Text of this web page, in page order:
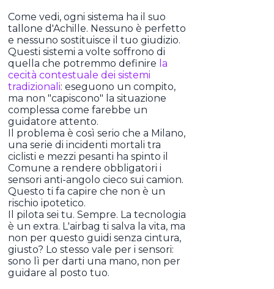
Come vedi, ogni sistema ha il suo
tallone d'Achille. Nessuno è perfetto
e nessuno sostituisce il tuo giudizio.
Questi sistemi a volte soffrono di
quella che potremmo definire la
cecità contestuale dei sistemi
tradizionali: eseguono un compito,
ma non "capiscono" la situazione
complessa come farebbe un
guidatore attento.
Il problema è così serio che a Milano,
una serie di incidenti mortali tra
ciclisti e mezzi pesanti ha spinto il
Comune a rendere obbligatori i
sensori anti-angolo cieco sui camion.
Questo ti fa capire che non è un
rischio ipotetico.
Il pilota sei tu. Sempre. La tecnologia
è un extra. L'airbag ti salva la vita, ma
non per questo guidi senza cintura,
giusto? Lo stesso vale per i sensori:
sono lì per darti una mano, non per
guidare al posto tuo.